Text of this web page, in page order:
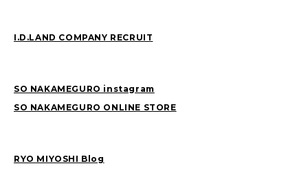
I.D.LAND COMPANY RECRUIT
SO NAKAMEGURO instagram
SO NAKAMEGURO ONLINE STORE
RYO MIYOSHI Blog